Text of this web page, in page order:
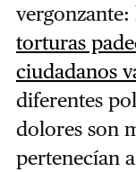
torturas
ciudadanos
diferentes
dolores son
pertenecían